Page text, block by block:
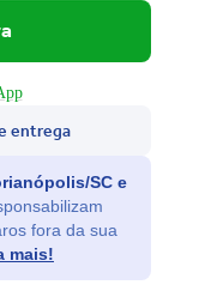
entrega
SC e
fora da sua
mais!